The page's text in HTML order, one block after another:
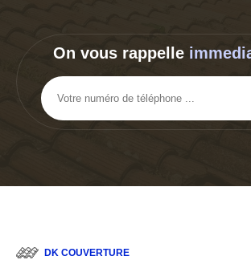
On vous rappelle
DK COUVERTURE